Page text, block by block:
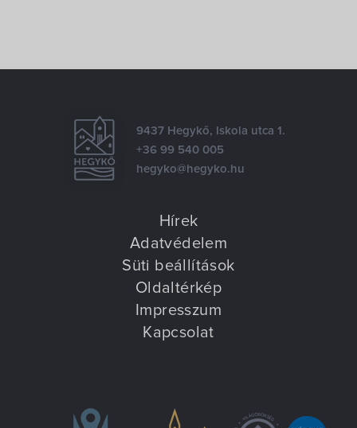
9437 Hegykő, Iskola utca 1.
+36 99 540 005
hegyko@hegyko.hu
Hírek
Adatvédelem
Süti beállítások
Oldaltérkép
Impresszum
Kapcsolat